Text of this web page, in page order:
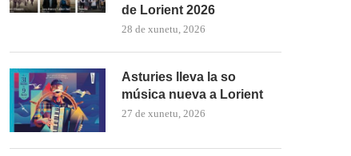
de Lorient 2026
28 de xunetu, 2026
Asturies lleva la so
música nueva a Lorient
27 de xunetu, 2026